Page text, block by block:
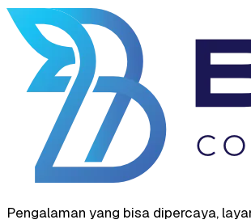
Pengalaman yang bisa dipercaya,